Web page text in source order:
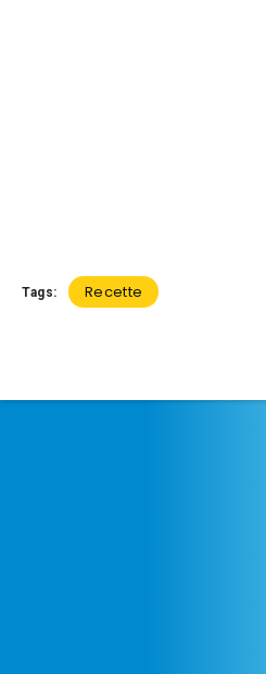
Tags: Recette